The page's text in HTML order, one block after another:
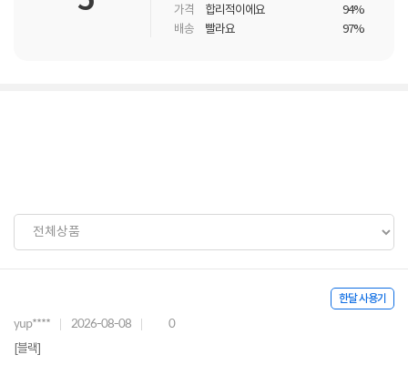
가격 합리적이에요
94%
배송
빨라요 97%
한달 사용기
yup**** 2026-08-08 0
[블랙]